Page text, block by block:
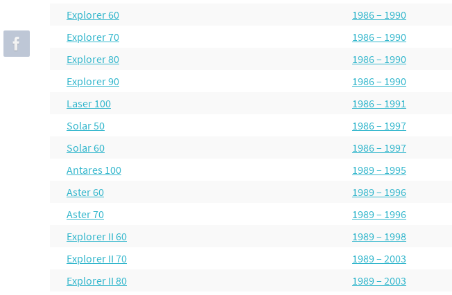
Explorer 60
1986 – 1990
Explorer 70
1986 – 1990
Explorer 80
1986 – 1990
Explorer 90
1986 – 1990
Laser 100
1986 – 1991
Solar 50
1986 – 1997
Solar 60
1986 – 1997
Antares 100
1989 – 1995
Aster 60
1989 – 1996
Aster 70
1989 – 1996
Explorer II 60
1989 – 1998
Explorer II 70
1989 – 2003
Explorer II 80
1989 – 2003